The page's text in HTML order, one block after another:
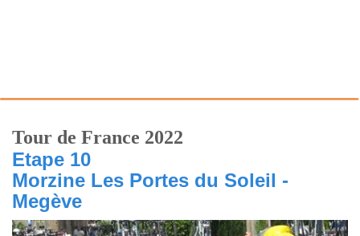
Tour de France 2022
Etape 10
Morzine Les Portes du Soleil -
Megève